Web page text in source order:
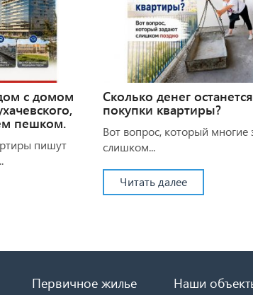
с домом
пешком.
пишут
Сколько денег
покупки квартиры?
Вот вопрос, который многие
слишком...
Читать далее
Первичное жилье Наши